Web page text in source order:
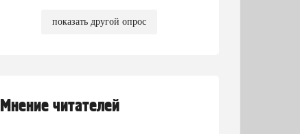
показать другой опрос
Мнение читателей